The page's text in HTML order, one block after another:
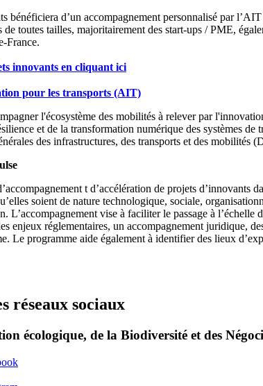
bénéficiera d’un accompagnement personnalisé par
de toutes tailles, majoritairement des start-ups / PME,
France.
innovants en cliquant ici
pour les transports (AIT)
l'écosystème des mobilités à relever par
et de la transformation numérique des systèmes
des infrastructures, des transports et des
t d’accélération de projets
soient de nature technologique, sociale,
L’accompagnement vise à faciliter le passage à
enjeux réglementaires, un accompagnement juridique,
Le programme aide également à identifier des lieux
réseaux sociaux
écologique, de la Biodiversité et des